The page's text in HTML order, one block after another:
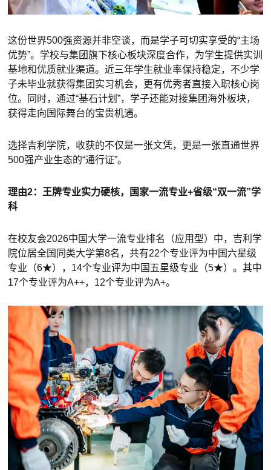
这份世界500强资源并非空谈，而是学子可切实享受的“主场
优势”。学校与集团旗下核心板块深度合作，为学生提供实训
基地和优质就业渠道。近三年学生就业率保持稳定，不少学
子未毕业就获得集团实习机会，更有优秀者直接入职核心岗
位。同时，通过“基石计划”，学子还能对接集团海外板块，
获得走向国际舞台的宝贵机遇。
选择吉利学院，收获的不仅是一张文凭，更是一张直通世界
500强产业生态的“通行证”。
理由2：王牌专业实力硬核，国家一流专业+省级“双一流”学
科
在校友会2026中国大学一流专业排名（应用型）中，吉利学
院位居全国同类大学第8名，共有22个专业评为中国六星级
专业（6★），14个专业评为中国五星级专业（5★）。其中
17个专业评为A++，12个专业评为A+。